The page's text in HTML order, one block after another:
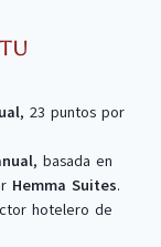
tu
, 23 puntos por
, basada en
Hemma Suites.
hotelero de